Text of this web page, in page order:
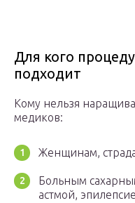
Для кого
подходит
Кому нельзя
медиков:
Женщинам,
Больным
астмой,